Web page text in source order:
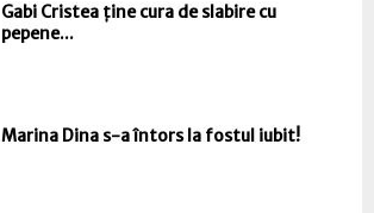
Gabi Cristea ține cura de slabire cu
pepene...
Marina Dina s-a întors la fostul iubit!